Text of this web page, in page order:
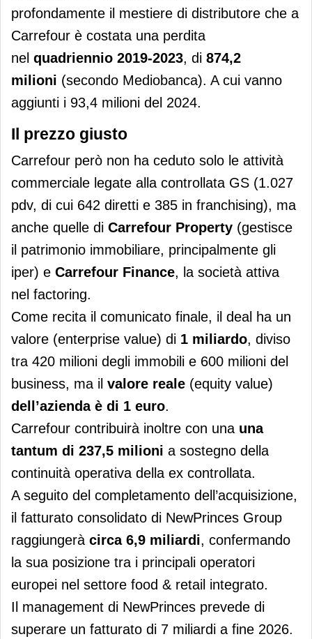
profondamente il mestiere di distributore che a
Carrefour è costata una perdita
nel quadriennio 2019-2023, di 874,2
milioni (secondo Mediobanca). A cui vanno
aggiunti i 93,4 milioni del 2024.
Il prezzo giusto
Carrefour però non ha ceduto solo le attività
commerciale legate alla controllata GS (1.027
pdv, di cui 642 diretti e 385 in franchising), ma
anche quelle di Carrefour Property (gestisce
il patrimonio immobiliare, principalmente gli
iper) e Carrefour Finance, la società attiva
nel factoring.
Come recita il comunicato finale, il deal ha un
valore (enterprise value) di 1 miliardo, diviso
tra 420 milioni degli immobili e 600 milioni del
business, ma il valore reale (equity value)
dell’azienda è di 1 euro.
Carrefour contribuirà inoltre con una una
tantum di 237,5 milioni a sostegno della
continuità operativa della ex controllata.
A seguito del completamento dell’acquisizione,
il fatturato consolidato di NewPrinces Group
raggiungerà circa 6,9 miliardi, confermando
la sua posizione tra i principali operatori
europei nel settore food & retail integrato.
Il management di NewPrinces prevede di
superare un fatturato di 7 miliardi a fine 2026.